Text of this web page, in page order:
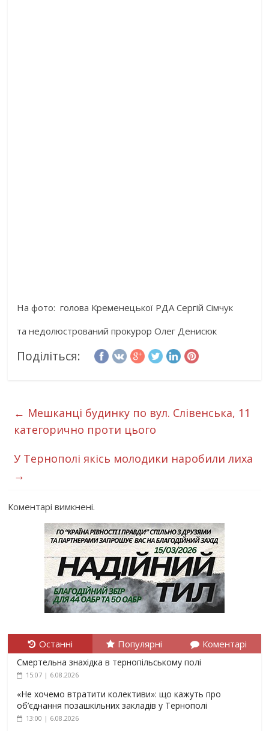
На фото: голова Кременецької РДА Сергій Сімчук
та недолюстрований прокурор Олег Денисюк
Поділіться:
← Мешканці будинку по вул. Слівенська, 11
категорично проти цього
У Тернополі якісь молодики наробили лиха
→
Коментарі вимкнені.
Останні Популярні Коментарі
Смертельна знахідка в тернопільському полі
15:07 | 6.08.2026
«Не хочемо втратити колективи»: що кажуть про
об’єднання позашкільних закладів у Тернополі
13:00 | 6.08.2026